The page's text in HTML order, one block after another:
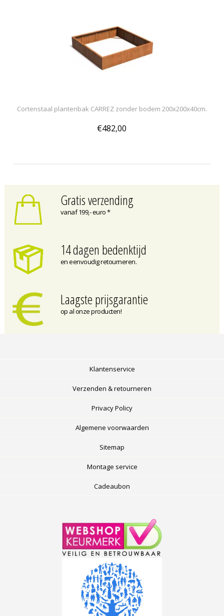
Cortenstaal plantenbak CARREZ zonder bodem 200x200x40cm.
€482,00
Gratis verzending
vanaf 199,- euro *
14 dagen bedenktijd
en eenvoudig retourneren.
Laagste prijsgarantie
op al onze producten!
Klantenservice
Verzenden & retourneren
Privacy Policy
Algemene voorwaarden
Sitemap
Montage service
Cadeaubon